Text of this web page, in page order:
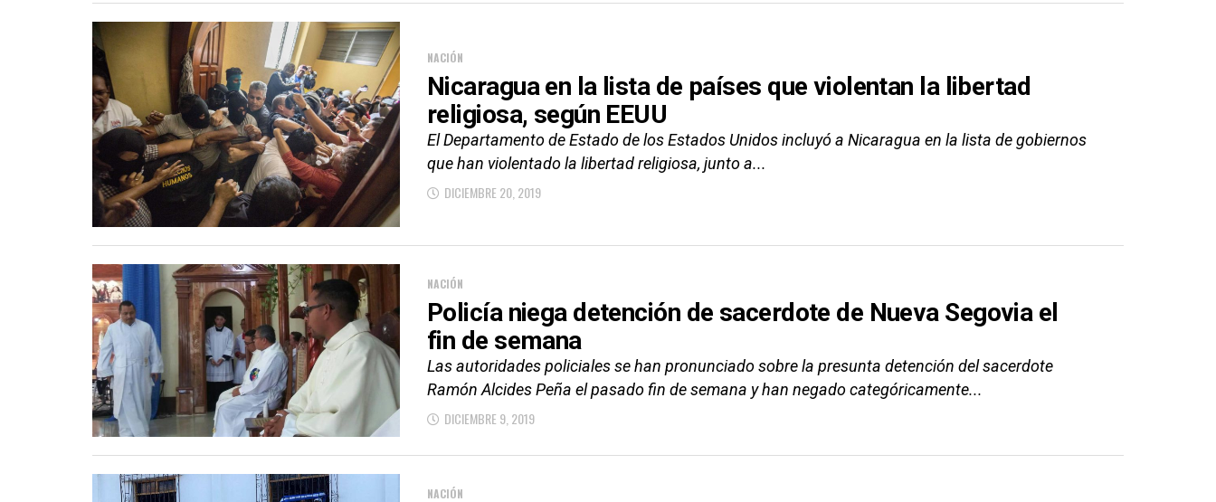
NACIÓN
Nicaragua en la lista de países que violentan la libertad
religiosa, según EEUU
El Departamento de Estado de los Estados Unidos incluyó a Nicaragua en la lista de gobiernos
que han violentado la libertad religiosa, junto a...
DICIEMBRE 20, 2019
NACIÓN
Policía niega detención de sacerdote de Nueva Segovia el
fin de semana
Las autoridades policiales se han pronunciado sobre la presunta detención del sacerdote
Ramón Alcides Peña el pasado fin de semana y han negado categóricamente...
DICIEMBRE 9, 2019
NACIÓN